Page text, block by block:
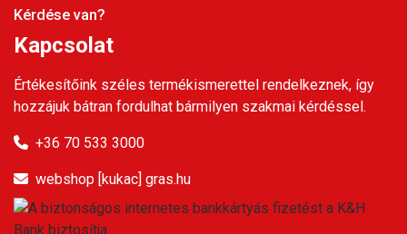
Kérdése van?
Kapcsolat
Értékesítőink széles termékismerettel rendelkeznek, így
hozzájuk bátran fordulhat bármilyen szakmai kérdéssel.
+36 70 533 3000
webshop [kukac] gras.hu